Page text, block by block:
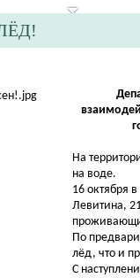
На
на воде.
16 октября
Левитина,
По
лёд, что и
С